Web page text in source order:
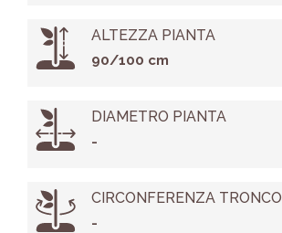
ALTEZZA PIANTA
90/100 cm
DIAMETRO PIANTA
-
CIRCONFERENZA TRONCO
-